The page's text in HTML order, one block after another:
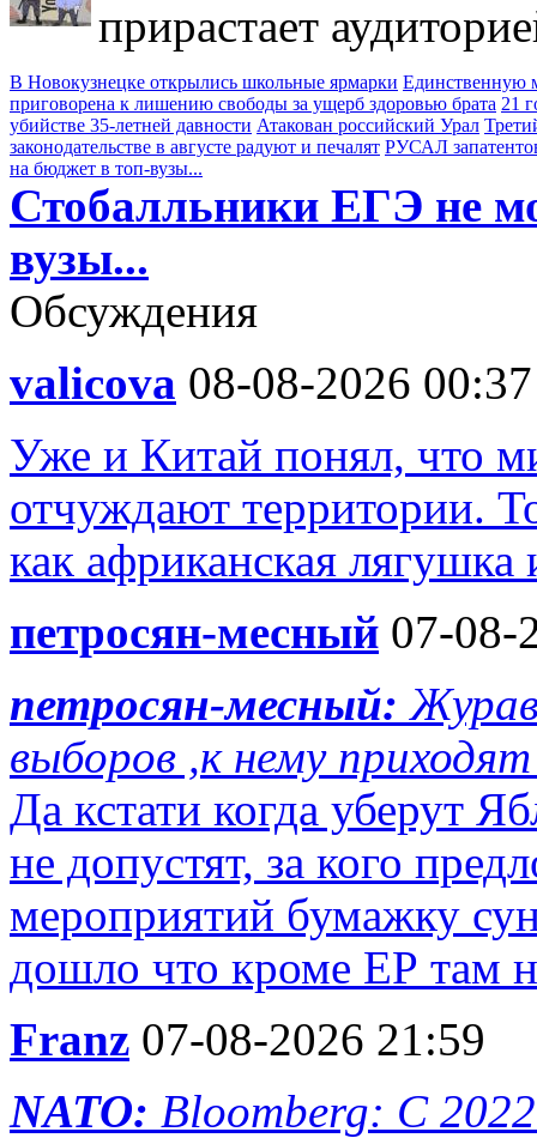
прирастает
В Новокузнецке открылись школьные ярмарки Единственную
приговорена к лишению свободы за ущерб здоровью брата 21
убийстве 35-летней давности Атакован российский Урал
законодательстве в августе радуют и печалят РУСАЛ
на бюджет в топ-вузы...
Стобалльники ЕГЭ не
вузы...
Обсуждения
valicova 08-08-2026 00:37
Уже и Китай понял, что
отчуждают территории.
как африканская лягушка
петросян-месный 07-08-
петросян-месный:
выборов ,к нему
Да кстати когда уберут
не допустят, за кого
мероприятий бумажку
дошло что кроме ЕР там
Franz 07-08-2026 21:59
NATO: Bloomberg: С